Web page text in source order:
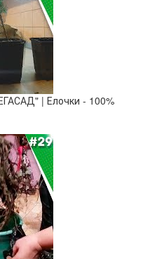
| Елочки - 100%